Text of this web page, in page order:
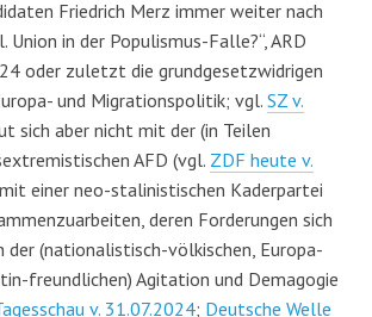
Friedrich Merz immer weiter nach
Union in der Populismus-Falle?“, ARD
oder zuletzt die grundgesetzwidrigen
und Migrationspolitik; vgl. SZ v.
sich aber nicht mit der (in Teilen
AFD (vgl. ZDF heute v.
einer neo-stalinistischen Kaderpartei
deren Forderungen sich
(nationalistisch-völkischen, Europa-
freundlichen) Agitation und Demagogie
v. 31.07.2024; Deutsche Welle